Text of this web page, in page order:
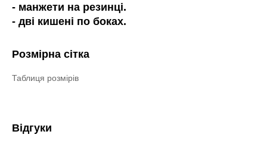
- манжети на резинці.
- дві кишені по боках.
Розмірна сітка
Таблиця розмірів
Відгуки